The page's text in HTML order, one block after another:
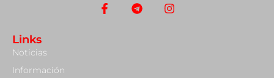
Links
Noticias
Información